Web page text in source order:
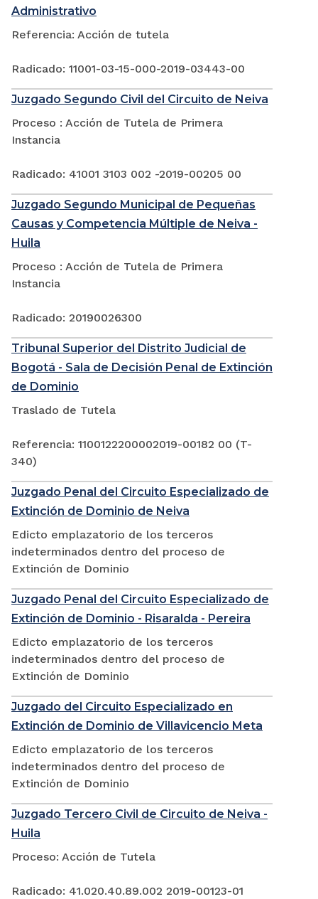
Administrativo
Referencia: Acción de tutela
Radicado: 11001-03-15-000-2019-03443-00
Juzgado Segundo Civil del Circuito de Neiva
Proceso : Acción de Tutela de Primera
Instancia
Radicado: 41001 3103 002 -2019-00205 00
Juzgado Segundo Municipal de Pequeñas
Causas y Competencia Múltiple de Neiva -
Huila
Proceso : Acción de Tutela de Primera
Instancia
Radicado: 20190026300
Tribunal Superior del Distrito Judicial de
Bogotá - Sala de Decisión Penal de Extinción
de Dominio
Traslado de Tutela
Referencia: 1100122200002019-00182 00 (T-
340)
Juzgado Penal del Circuito Especializado de
Extinción de Dominio de Neiva
Edicto emplazatorio de los terceros
indeterminados dentro del proceso de
Extinción de Dominio
Juzgado Penal del Circuito Especializado de
Extinción de Dominio - Risaralda - Pereira
Edicto emplazatorio de los terceros
indeterminados dentro del proceso de
Extinción de Dominio
Juzgado del Circuito Especializado en
Extinción de Dominio de Villavicencio Meta
Edicto emplazatorio de los terceros
indeterminados dentro del proceso de
Extinción de Dominio
Juzgado Tercero Civil de Circuito de Neiva -
Huila
Proceso: Acción de Tutela
Radicado: 41.020.40.89.002 2019-00123-01